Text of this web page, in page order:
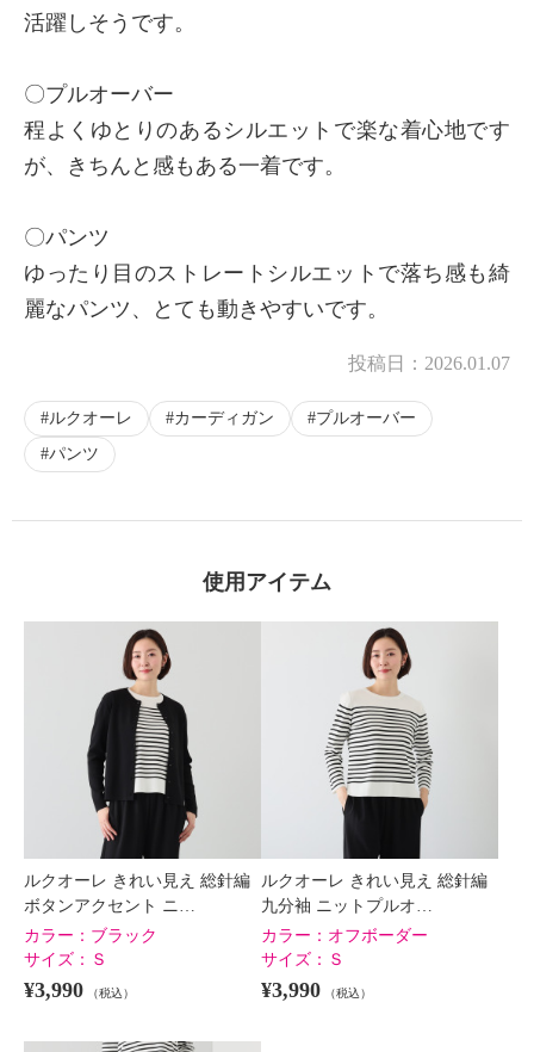
活躍しそうです。
〇プルオーバー
程よくゆとりのあるシルエットで楽な着心地です
が、きちんと感もある一着です。
〇パンツ
ゆったり目のストレートシルエットで落ち感も綺
麗なパンツ、とても動きやすいです。
投稿日： 2026.01.07
ルクオーレ カーディガン
プルオーバー
パンツ
使用アイテム
ルクオーレ きれい見え 総針編
ボタンアクセント ニ…
カラー： ブラック
サイズ： Ｓ
¥3,990 （税込）
ルクオーレ きれい見え 総針編
九分袖 ニットプルオ…
カラー： オフボーダー
サイズ： Ｓ
¥3,990 （税込）